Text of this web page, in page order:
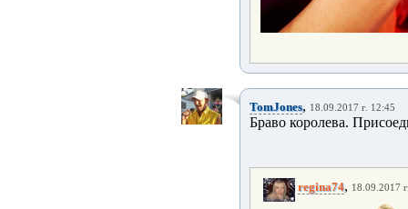
TomJones, 18.09.2017 г. 12:45
Браво королева.
regina74, 18.09.2017